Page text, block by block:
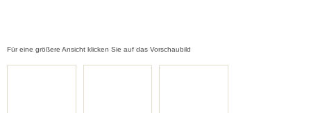
Für eine größere Ansicht klicken Sie auf das Vorschaubild